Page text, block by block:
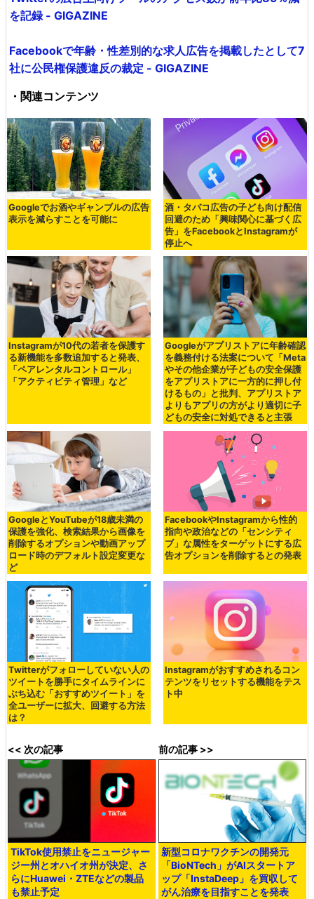
を記録 - GIGAZINE
Facebookで年齢・性差別的な求人広告を掲載したとして7
社に公民権保護違反の裁定 - GIGAZINE
・関連コンテンツ
Googleでお酒やギャンブルの広告
表示を減らすことを可能に
酒・タバコ広告の子ども向け配信
回避のため「興味関心に基づく広
告」をFacebookとInstagramが
停止へ
Instagramが10代の若者を保護す
る新機能を多数追加すると発表、
「ペアレンタルコントロール」
「アクティビティ管理」など
Googleがアプリストアに年齢確認
を義務付ける法案について「Meta
やその他企業が子どもの安全保護
をアプリストアに一方的に押し付
けるもの」と批判、アプリストア
よりもアプリの方がより適切に子
どもの安全に対処できると主張
GoogleとYouTubeが18歳未満の
保護を強化、検索結果から画像を
削除するオプションや動画アップ
ロード時のデフォルト設定変更な
ど
FacebookやInstagramから性的
指向や政治などの「センシティ
ブ」な属性をターゲットにする広
告オプションを削除するとの発表
Twitterがフォローしていない人の
ツイートを勝手にタイムラインに
ぶち込む「おすすめツイート」を
全ユーザーに拡大、回避する方法
は？
Instagramがおすすめされるコン
テンツをリセットする機能をテス
ト中
<< 次の記事
TikTok使用禁止をニュージャー
ジー州とオハイオ州が決定、さ
らにHuawei・ZTEなどの製品
も禁止予定
前の記事 >>
新型コロナワクチンの開発元
「BioNTech」がAIスタートア
ップ「InstaDeep」を買収して
がん治療を目指すことを発表